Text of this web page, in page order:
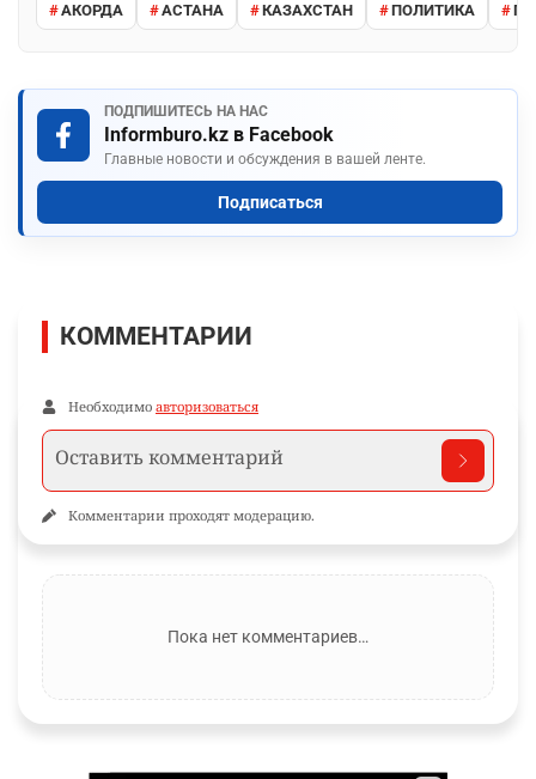
АКОРДА АСТАНА КАЗАХСТАН ПОЛИТИКА
ПОДПИШИТЕСЬ НА НАС
Informburo.kz в Facebook
Главные новости и обсуждения в вашей ленте.
Подписаться
КОММЕНТАРИИ
Необходимо авторизоваться
Комментарии проходят модерацию.
Пока нет комментариев…